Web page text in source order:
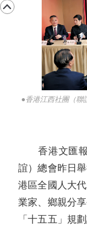
●香港江西社團（聯
香港文匯報
誼）總會昨日
港區全國人大
業家、鄉親分
「十五五」規